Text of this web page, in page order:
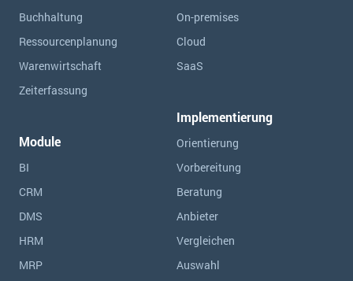
Buchhaltung
Ressourcen­planung
Warenwirtschaft
Zeiterfassung
Module
BI
CRM
DMS
HRM
MRP
On-premises
Cloud
SaaS
Implementierung
Orientierung
Vorbereitung
Beratung
Anbieter
Vergleichen
Auswahl